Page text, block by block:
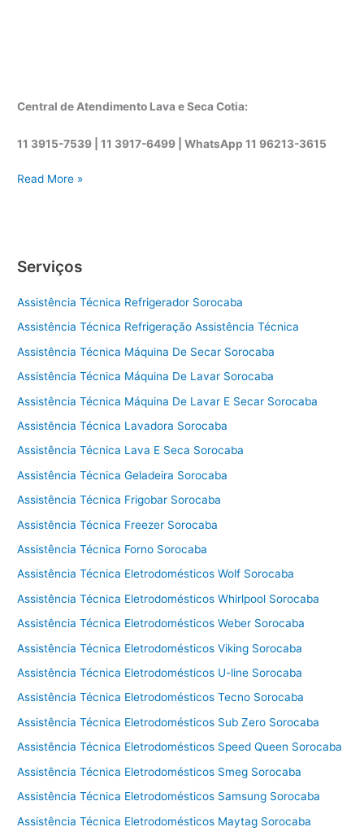
Central de Atendimento Lava e Seca Cotia:
11 3915-7539 | 11 3917-6499 |WhatsApp11 96213-3615
A
t
n
c
a
t
n
i
a
l
a
e
e
c
a
o
t
Read More »
Serviços
Assistência Técnica Refrigerador Sorocaba
Assistência Técnica Refrigeração Assistência Técnica
Assistência Técnica Máquina De Secar Sorocaba
Assistência Técnica Máquina De Lavar Sorocaba
Assistência Técnica Máquina De Lavar E Secar Sorocaba
Assistência Técnica Lavadora Sorocaba
Assistência Técnica Lava E Seca Sorocaba
Assistência Técnica Geladeira Sorocaba
Assistência Técnica Frigobar Sorocaba
Assistência Técnica Freezer Sorocaba
Assistência Técnica Forno Sorocaba
Assistência Técnica Eletrodomésticos Wolf Sorocaba
Assistência Técnica Eletrodomésticos Whirlpool Sorocaba
Assistência Técnica Eletrodomésticos Weber Sorocaba
Assistência Técnica Eletrodomésticos Viking Sorocaba
Assistência Técnica Eletrodomésticos U-line Sorocaba
Assistência Técnica Eletrodomésticos Tecno Sorocaba
Assistência Técnica Eletrodomésticos Sub Zero Sorocaba
Assistência Técnica Eletrodomésticos Speed Queen Sorocaba
Assistência Técnica Eletrodomésticos Smeg Sorocaba
Assistência Técnica Eletrodomésticos Samsung Sorocaba
Assistência Técnica Eletrodomésticos Maytag Sorocaba